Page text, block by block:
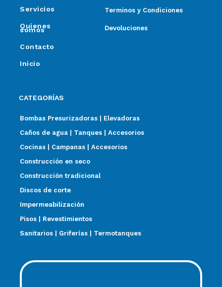
Servicios
Quienes
somos
Contacto
Inicio
Terminos y Condiciones
Devoluciones
CATEGORÍAS
Bombas Presurizadoras | Elevadoras
Caños de agua | Tanques | Accesorios
Cocinas | Campanas | Accesorios
Construcción en seco
Construcción tradicional
Discos de corte
Impermeabilización
Pisos | Revestimientos
Sanitarios | Griferías | Termotanques